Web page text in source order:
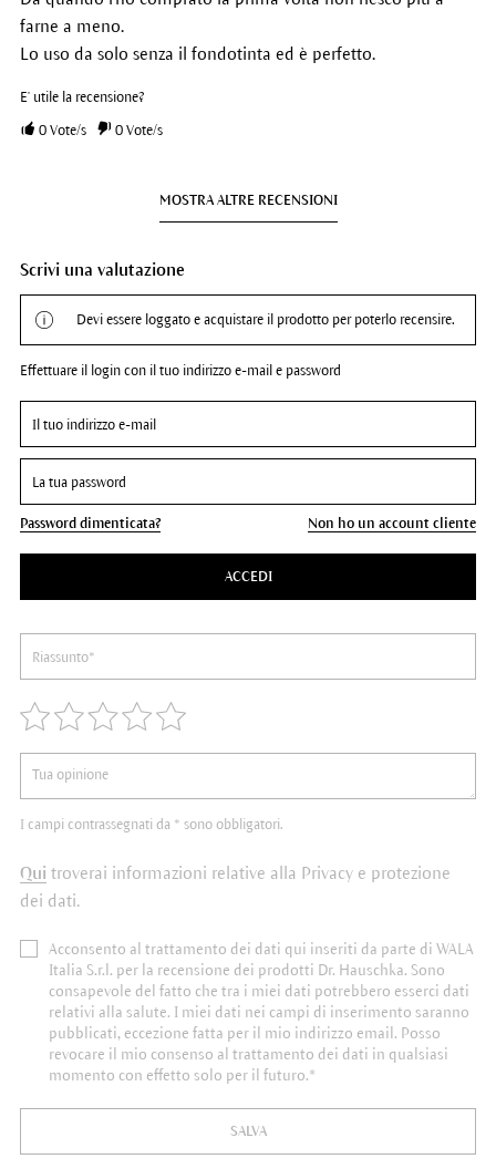
farne a meno.
Lo uso da solo senza il fondotinta ed è perfetto.
E' utile la recensione?
0Vote/s 0Vote/s
MOSTRA ALTRE RECENSIONI
Scrivi una valutazione
Devi essere loggato e acquistare il prodotto per poterlo recensire.
Effettuare il login con il tuo indirizzo e-mail e password
Password dimenticata? Non ho un account cliente
ACCEDI
I campi contrassegnati da * sono obbligatori.
Qui troverai informazioni relative alla Privacy e protezione
dei dati.
Acconsento al trattamento dei dati qui inseriti da parte di WALA
Italia S.r.l. per la recensione dei prodotti Dr. Hauschka. Sono
consapevole del fatto che tra i miei dati potrebbero esserci dati
relativi alla salute. I miei dati nei campi di inserimento saranno
pubblicati, eccezione fatta per il mio indirizzo email. Posso
revocare il mio consenso al trattamento dei dati in qualsiasi
momento con effetto solo per il futuro.*
SALVA